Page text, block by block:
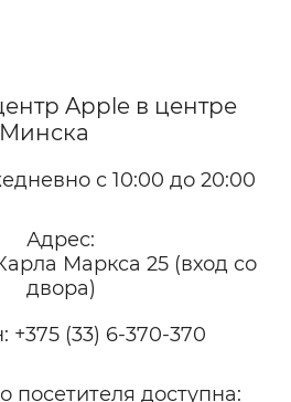
Apple в центре
Минска
с 10:00 до 20:00
Адрес:
Маркса 25 (вход со
двора)
+375 (33) 6-370-370
посетителя доступна: